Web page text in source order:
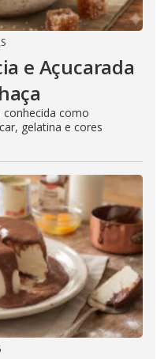
e Açucarada
conhecida como
gelatina e cores